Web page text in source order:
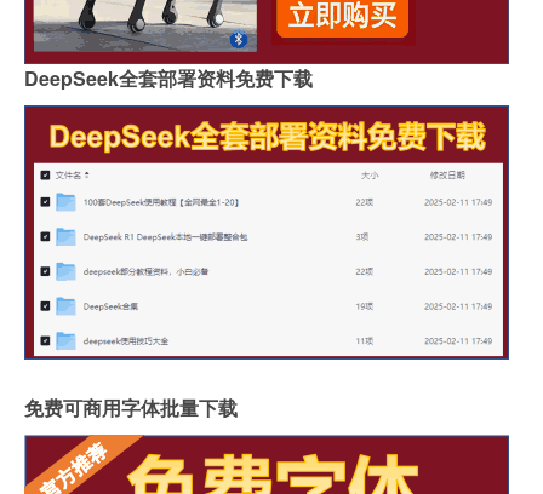
DeepSeek全套部署资料免费下载
免费可商用字体批量下载